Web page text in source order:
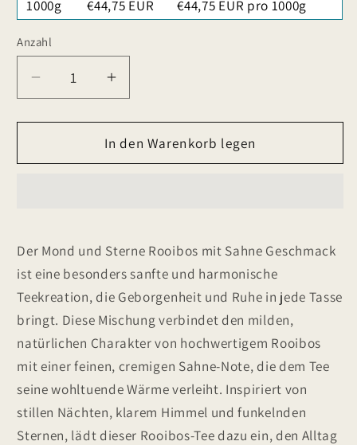
1000g
€44,75 EUR €44,75 EUR pro 1000g
Anzahl
Verringere
die
Menge
Mond
Geschmack
Erhöhe
die
Menge
für
Mond
Geschmack
In den Warenkorb legen
Der Mond und Sterne Rooibos mit Sahne Geschmack
ist eine besonders sanfte und harmonische
Teekreation, die Geborgenheit und Ruhe in jede Tasse
bringt. Diese Mischung verbindet den milden,
natürlichen Charakter von hochwertigem Rooibos
mit einer feinen, cremigen Sahne-Note, die dem Tee
seine wohltuende Wärme verleiht. Inspiriert von
stillen Nächten, klarem Himmel und funkelnden
Sternen, lädt dieser Rooibos-Tee dazu ein, den Alltag